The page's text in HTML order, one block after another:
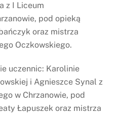
z I Liceum
pod opieką
oraz mistrza
Oczkowskiego.
uczennic: Karolinie
i Agnieszce Synal z
w Chrzanowie, pod
Łapuszek oraz mistrza